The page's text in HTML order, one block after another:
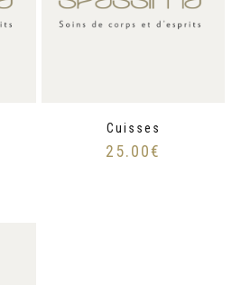
Cuisses
25.00€